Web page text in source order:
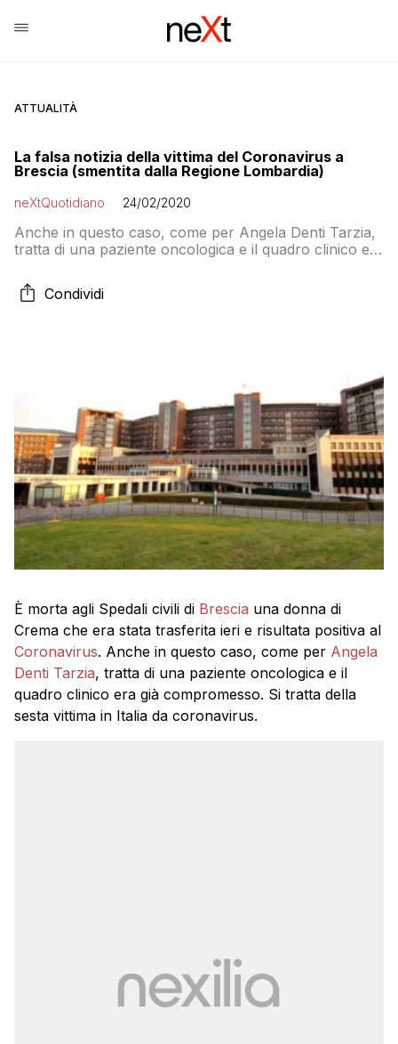
ATTUALITÀ
La falsa notizia della vittima del Coronavirus a
Brescia (smentita dalla Regione Lombardia)
neXtQuotidiano 24/02/2020
Anche in questo caso, come per Angela Denti Tarzia,
tratta di una paziente oncologica e il quadro clinico era
Spedali Civili di Brescia
Condividi
È morta agli Spedali civili di Brescia una donna di
Crema che era stata trasferita ieri e risultata positiva al
Coronavirus. Anche in questo caso, come per Angela
Denti Tarzia, tratta di una paziente oncologica e il
quadro clinico era già compromesso. Si tratta della
sesta vittima in Italia da coronavirus.